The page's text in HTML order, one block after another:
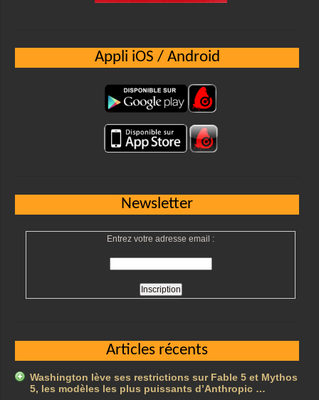
Appli iOS / Android
Newsletter
Entrez votre adresse email :
Articles récents
Washington lève ses restrictions sur Fable 5 et Mythos
5, les modèles les plus puissants d’Anthropic …